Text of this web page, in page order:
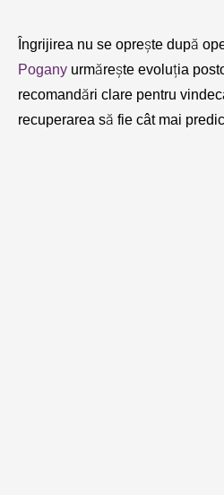
Îngrijirea nu se oprește după
Pogany urmărește evoluția
recomandări clare pentru
recuperarea să fie cât mai